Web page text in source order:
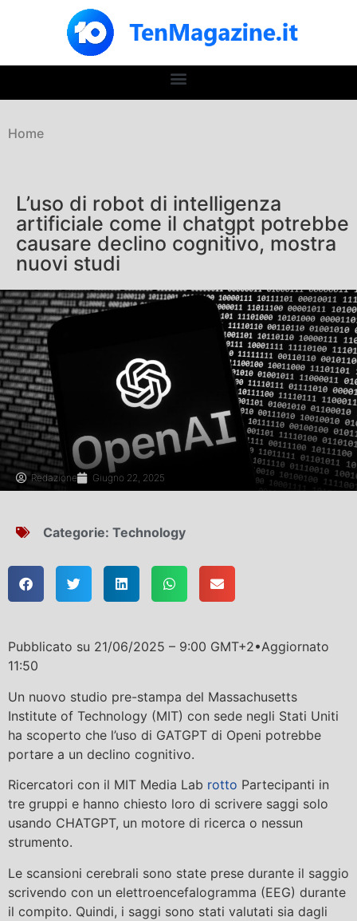
Home
L’uso di robot di intelligenza
artificiale come il chatgpt potrebbe
causare declino cognitivo, mostra
nuovi studi
Redazione Giugno 22, 2025
Categorie: Technology
Pubblicato su 21/06/2025 – 9:00 GMT+2•Aggiornato
11:50
Un nuovo studio pre-stampa del Massachusetts
Institute of Technology (MIT) con sede negli Stati Uniti
ha scoperto che l’uso di GATGPT di Openi potrebbe
portare a un declino cognitivo.
Ricercatori con il MIT Media Lab rotto Partecipanti in
tre gruppi e hanno chiesto loro di scrivere saggi solo
usando CHATGPT, un motore di ricerca o nessun
strumento.
Le scansioni cerebrali sono state prese durante il saggio
scrivendo con un elettroencefalogramma (EEG) durante
il compito. Quindi, i saggi sono stati valutati sia dagli